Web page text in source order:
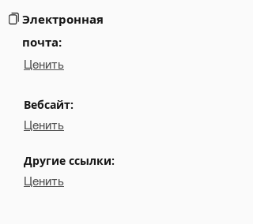
Электронная
почта:
Ценить
Вебсайт:
Ценить
Другие ссылки:
Ценить